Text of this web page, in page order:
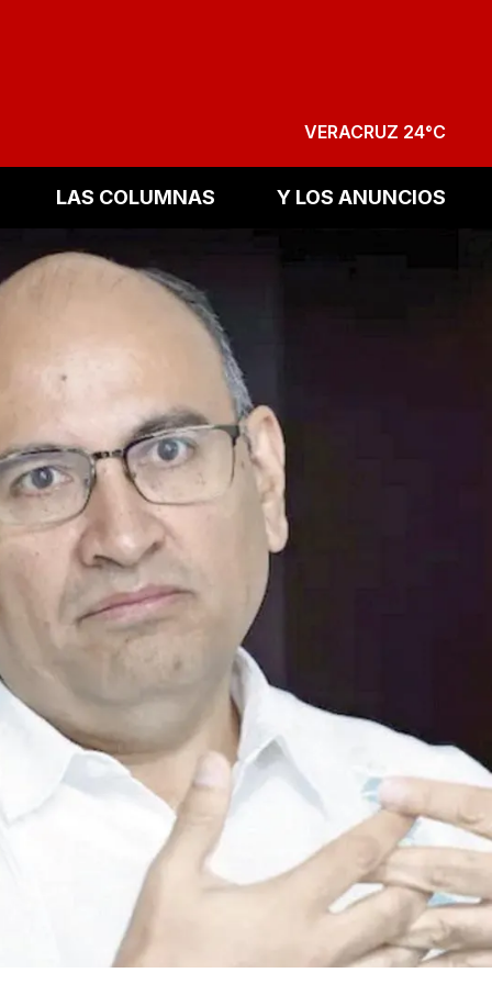
VERACRUZ 24°C
LAS COLUMNAS Y LOS ANUNCIOS